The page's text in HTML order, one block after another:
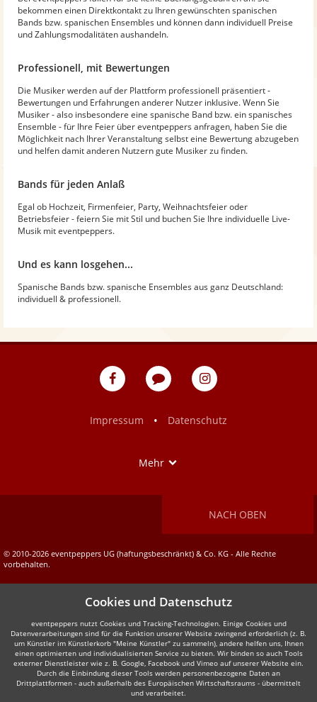
bekommen einen Direktkontakt zu Ihren gewünschten spanischen
Bands bzw. spanischen Ensembles und können dann individuell Preise
und Zahlungsmodalitäten aushandeln.
Professionell, mit Bewertungen
Die Musiker werden auf der Plattform professionell präsentiert -
Bewertungen und Erfahrungen anderer Nutzer inklusive. Wenn Sie
Musiker - also insbesondere eine spanische Band bzw. ein spanisches
Ensemble - für Ihre Feier über eventpeppers anfragen, haben Sie die
Möglichkeit nach Ihrer Veranstaltung selbst eine Bewertung abzugeben
und helfen damit anderen Nutzern gute Musiker zu finden.
Bands für jeden Anlaß
Egal ob Hochzeit, Firmenfeier, Party, Weihnachtsfeier oder
Betriebsfeier - feiern Sie mit Stil und buchen Sie Ihre individuelle Live-
Musik mit eventpeppers.
Und es kann losgehen...
Spanische Bands bzw. spanische Ensembles aus ganz Deutschland:
individuell & professionell.
eventpeppers
Blog
eventpeppers
Impressum
• Datenschutz
Mehr
NACH OBEN
© 2010-2026 eventpeppers UG (haftungsbeschränkt) & Co. KG - Alle Rechte
vorbehalten.
Cookies und Datenschutz
eventpeppers nutzt Cookies und Tracking-Technologien. Einige Cookies und
Datenverarbeitungen sind für die Funktion unserer Website zwingend erforderlich (z. B.
um Künstler im Künstlerkorb "Meine Künstler" zu sammeln), andere helfen uns, Ihnen
einen optimierten und individualisierten Service zu bieten. Wir binden so auch Tools
externer Dienstleister wie z. B. Google, Facebook und Vimeo auf unserer Website ein.
Durch die Einbindung dieser Tools werden personenbezogene Daten an
Drittplattformen - auch außerhalb des Europäischen Wirtschaftsraums - übermittelt
und verarbeitet.